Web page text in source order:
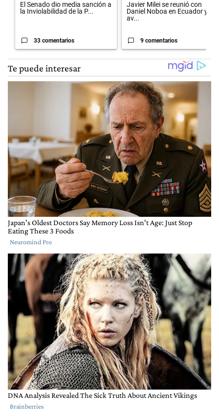
El Senado dio media sanción a
la Inviolabilidad de la P...
33 comentarios
Javier Milei se reunió con
Daniel Noboa en Ecuador y
av...
9 comentarios